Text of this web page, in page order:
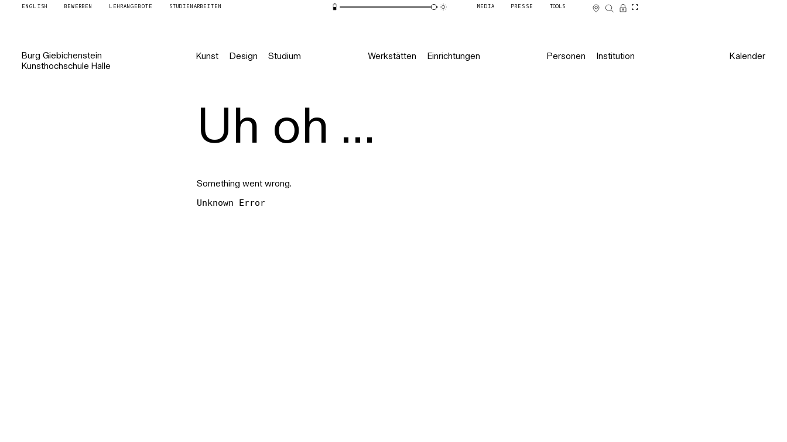
ENGLISH BEWERBEN LEHRANGEBOTE STUDIENARBEITEN MEDIA PRESSE TOOLS
Burg Giebichenstein
Kunsthochschule Halle
Kunst Design Studium Werkstätten Einrichtungen Personen Institution Kalender
Uh oh ...
Something went wrong.
Unknown Error